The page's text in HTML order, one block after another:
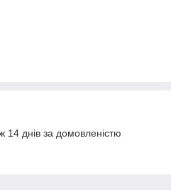
днів за домовленістю